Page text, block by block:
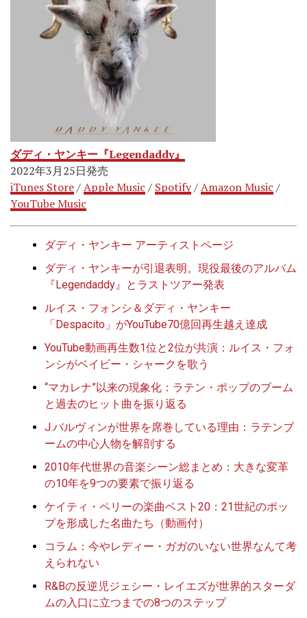
ダディ・ヤンキー『Legendaddy』
2022年3月25日発売
iTunes Store/Apple Music / Spotify/Amazon Music /
YouTube Music
ダディ・ヤンキー アーティストページ
ダディ・ヤンキーが引退表明。現役最後のアルバム
『Legendaddy』とラストツアー発表
ルイス・フォンシ＆ダディ・ヤンキー
「Despacito」がYouTube70億回再生越え達成
YouTube動画再生数1位と2位が共演：ルイス・フォ
ンシがベイビー・シャークを歌う
“マカレナ”以来の現象化：ラテン・ポップのブーム
と過去のヒット曲を振り返る
J.バルヴィンが世界を席巻している理由：ラテンブ
ームの中心人物を解剖する
2010年代世界の音楽シーン総まとめ：大きな変革
の10年を9つの要素で振り返る
ケイティ・ペリーの楽曲ベスト20：21世紀のポッ
プを形成した名曲たち（動画付）
コラム：今やレディー・ガガのいない世界なんて考
えられない
R&Bの反逆児ジェシー・レイエズが世界的スターダ
ムの入口に立つまでの8つのステップ